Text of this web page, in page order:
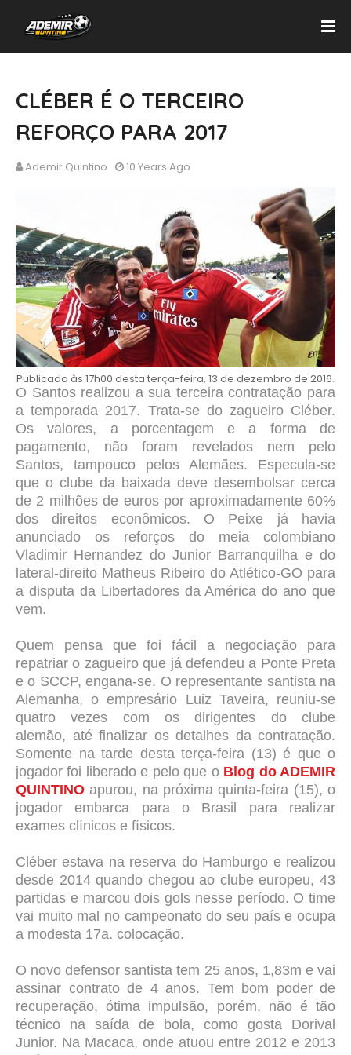
CLÉBER É O TERCEIRO
REFORÇO PARA 2017
Ademir Quintino 10 Years Ago
Publicado às 17h00 desta terça-feira, 13 de dezembro de 2016.
O Santos realizou a sua terceira contratação para
a temporada 2017. Trata-se do zagueiro Cléber.
Os valores, a porcentagem e a forma de
pagamento, não foram revelados nem pelo
Santos, tampouco pelos Alemães. Especula-se
que o clube da baixada deve desembolsar cerca
de 2 milhões de euros por aproximadamente 60%
dos direitos econômicos. O Peixe já havia
anunciado os reforços do meia colombiano
Vladimir Hernandez do Junior Barranquilha e do
lateral-direito Matheus Ribeiro do Atlético-GO para
a disputa da Libertadores da América do ano que
vem.
Quem pensa que foi fácil a negociação para
repatriar o zagueiro que já defendeu a Ponte Preta
e o SCCP, engana-se. O representante santista na
Alemanha, o empresário Luiz Taveira, reuniu-se
quatro vezes com os dirigentes do clube
alemão, até finalizar os detalhes da contratação.
Somente na tarde desta terça-feira (13) é que o
jogador foi liberado e pelo que o Blog do ADEMIR
QUINTINO apurou, na próxima quinta-feira (15), o
jogador embarca para o Brasil para realizar
exames clínicos e físicos.
Cléber estava na reserva do Hamburgo e realizou
desde 2014 quando chegou ao clube europeu, 43
partidas e marcou dois gols nesse período. O time
vai muito mal no campeonato do seu país e ocupa
a modesta 17a. colocação.
O novo defensor santista tem 25 anos, 1,83m e vai
assinar contrato de 4 anos. Tem bom poder de
recuperação, ótima impulsão, porém, não é tão
técnico na saída de bola, como gosta Dorival
Junior. Na Macaca, onde atuou entre 2012 e 2013